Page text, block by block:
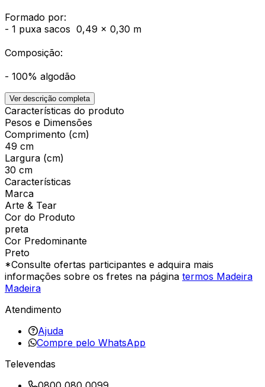
Formado por:
- 1 puxa sacos 0,49 x 0,30 m
Composição:
- 100% algodão
Ver descrição completa
Características do produto
Pesos e Dimensões
Comprimento (cm)
49 cm
Largura (cm)
30 cm
Características
Marca
Arte & Tear
Cor do Produto
preta
Cor Predominante
Preto
*Consulte ofertas participantes e adquira mais
informações sobre os fretes na página termos Madeira
Madeira
Atendimento
Ajuda
Compre pelo WhatsApp
Televendas